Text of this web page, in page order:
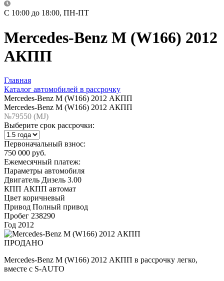
C 10:00 до 18:00, ПН-ПТ
Mercedes-Benz M (W166) 2012
АКПП
Главная
Каталог автомобилей в рассрочку
Mercedes-Benz M (W166) 2012 АКПП
Mercedes-Benz M (W166) 2012 АКПП
№79550 (МJ)
Выберите срок рассрочки:
Первоначальный взнос:
750 000 руб.
Ежемесячный платеж:
Параметры автомобиля
Двигатель Дизель 3.00
КПП АКПП автомат
Цвет коричневый
Привод Полный привод
Пробег 238290
Год 2012
ПРОДАНО
Mercedes-Benz M (W166) 2012 АКПП в рассрочку легко,
вместе с S-AUTO